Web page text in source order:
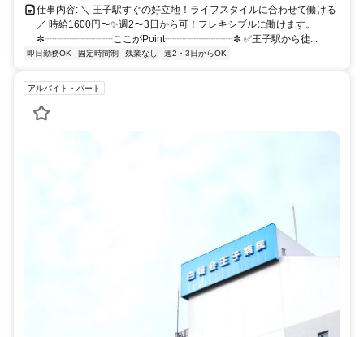
仕事内容: ＼ 王子駅すぐの好立地！ライフスタイルに合わせて働ける
／ 時給1600円〜✨週2〜3日から可！フレキシブルに働けます。
✼┈┈┈┈┈┈┈ここがPoint┈┈┈┈┈┈┈✼ ✅王子駅から徒...
即日勤務OK 固定時間制 残業なし 週2・3日からOK
アルバイト・パート